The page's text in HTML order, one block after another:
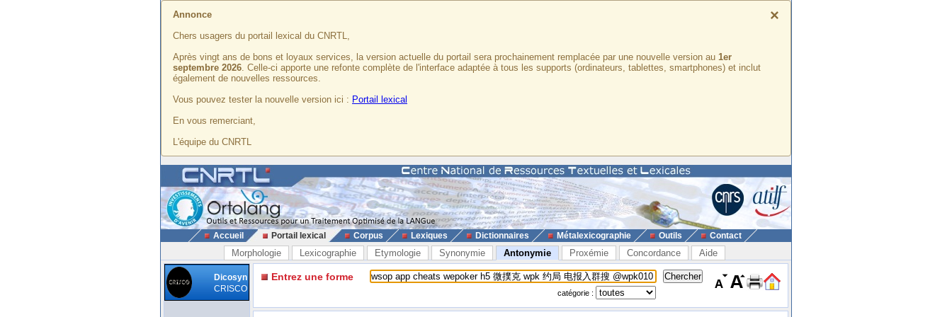
×
Annonce
Chers usagers du portail lexical du CNRTL,
Après vingt ans de bons et loyaux services, la version actuelle du portail sera prochainement remplacée par une nouvelle version au 1er
septembre 2026. Celle-ci apporte une refonte complète de l'interface adaptée à tous les supports (ordinateurs, tablettes, smartphones) et inclut
également de nouvelles ressources.
Vous pouvez tester la nouvelle version ici : Portail lexical
En vous remerciant,
L'équipe du CNRTL
Accueil Portail lexical Corpus Lexiques Dictionnaires Métalexicographie Outils Contact
Morphologie Lexicographie Etymologie Synonymie Antonymie Proxémie Concordance Aide
Dicosyn
CRISCO
Entrez une forme
catégorie :